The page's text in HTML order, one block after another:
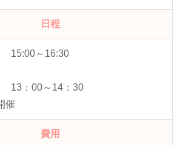
日程
15:00～16:30
13：00～14：30
催
費用